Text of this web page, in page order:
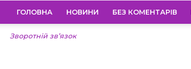
ГОЛОВНА НОВИНИ БЕЗ КОМЕНТАРІВ
Зворотній зв’язок